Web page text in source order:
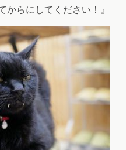
からにしてください！』